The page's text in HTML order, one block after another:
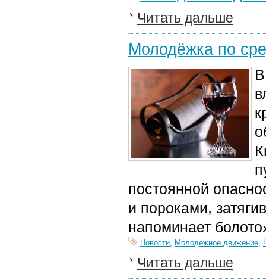
Читать дальше
Молодёжка по
постоянной
и пороками,
напоминает
Новости, Молодежное движение,
Читать дальше